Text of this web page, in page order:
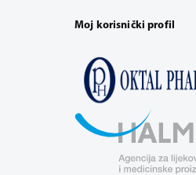
Moj korisnički profil